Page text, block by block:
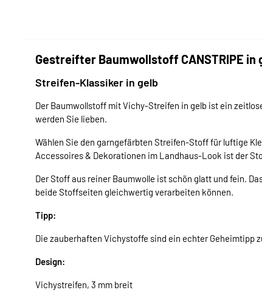
Gestreifter Baumwollstoff CANSTRIPE in
Streifen-Klassiker in gelb
Der Baumwollstoff mit Vichy-Streifen in gelb ist ein
werden Sie lieben.
Wählen Sie den garngefärbten Streifen-Stoff für luftige
Accessoires & Dekorationen im Landhaus-Look ist der
Der Stoff aus reiner Baumwolle ist schön glatt und fein.
beide Stoffseiten gleichwertig verarbeiten können.
Tipp:
Die zauberhaften Vichystoffe sind ein echter Geheimtipp
Design:
Vichystreifen, 3 mm breit